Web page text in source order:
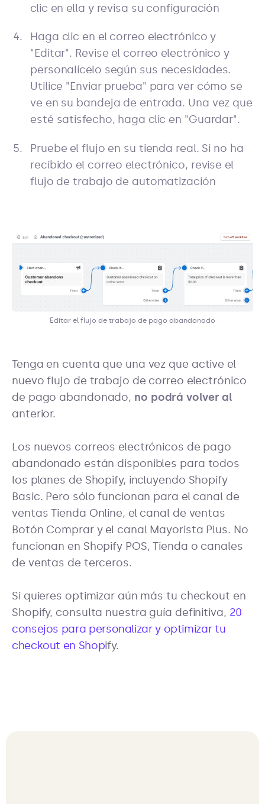
clic en ella y revisa su configuración
Haga clic en el correo electrónico y
"Editar". Revise el correo electrónico y
personalícelo según sus necesidades.
Utilice "Enviar prueba" para ver cómo se
ve en su bandeja de entrada. Una vez que
esté satisfecho, haga clic en "Guardar".
Pruebe el flujo en su tienda real. Si no ha
recibido el correo electrónico, revise el
flujo de trabajo de automatización
Editar el flujo de trabajo de pago abandonado
Tenga en cuenta que una vez que active el
nuevo flujo de trabajo de correo electrónico
de pago abandonado, no podrá volver al
anterior.
Los nuevos correos electrónicos de pago
abandonado están disponibles para todos
los planes de Shopify, incluyendo Shopify
Basic. Pero sólo funcionan para el canal de
ventas Tienda Online, el canal de ventas
Botón Comprar y el canal Mayorista Plus. No
funcionan en Shopify POS, Tienda o canales
de ventas de terceros.
Si quieres optimizar aún más tu checkout en
Shopify, consulta nuestra guía definitiva, 20
consejos para personalizar y optimizar tu
checkout en Shopify.